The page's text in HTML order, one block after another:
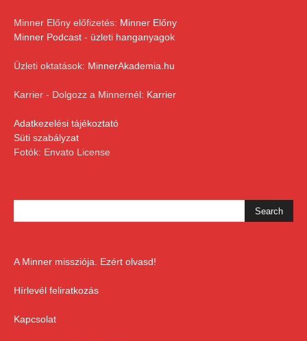
Minner Előny előfizetés: Minner Előny
Minner Podcast - üzleti hanganyagok
Üzleti oktatások: MinnerAkademia.hu
Karrier - Dolgozz a Minnernél: Karrier
Adatkezelési tájékoztató
Süti szabályzat
Fotók: Envato License
A Minner missziója. Ezért olvasd!
Hírlevél feliratkozás
Kapcsolat